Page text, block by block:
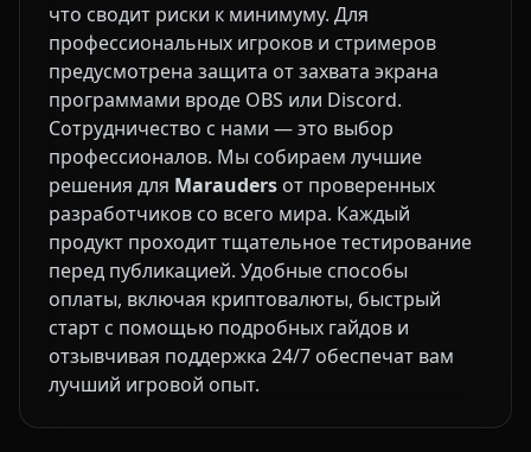
что сводит риски к минимуму. Для
профессиональных игроков и стримеров
предусмотрена защита от захвата экрана
программами вроде OBS или Discord.
Сотрудничество с нами — это выбор
профессионалов. Мы собираем лучшие
решения для Marauders от проверенных
разработчиков со всего мира. Каждый
продукт проходит тщательное тестирование
перед публикацией. Удобные способы
оплаты, включая криптовалюты, быстрый
старт с помощью подробных гайдов и
отзывчивая поддержка 24/7 обеспечат вам
лучший игровой опыт.